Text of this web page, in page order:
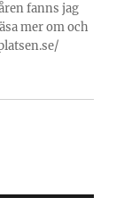
fanns jag
mer om och